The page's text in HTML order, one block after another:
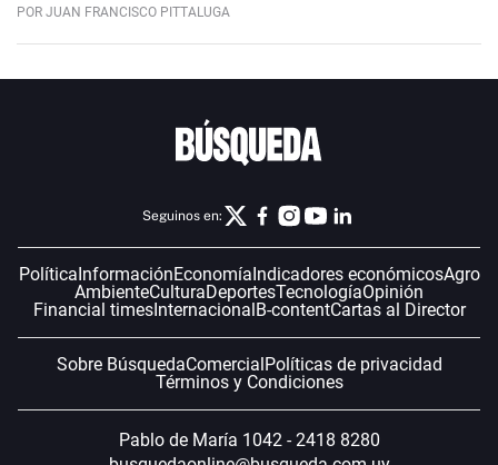
POR JUAN FRANCISCO PITTALUGA
Seguinos en:
PolíticaInformaciónEconomíaIndicadores económicosAgro
AmbienteCulturaDeportesTecnologíaOpinión
Financial timesInternacionalB-contentCartas al Director
Sobre BúsquedaComercialPolíticas de privacidad
Términos y Condiciones
Pablo de María 1042 - 2418 8280